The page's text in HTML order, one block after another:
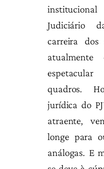
Judiciário
carreira dos
atualmente
quadros.
jurídica do
atraente,
longe para
análogas. E